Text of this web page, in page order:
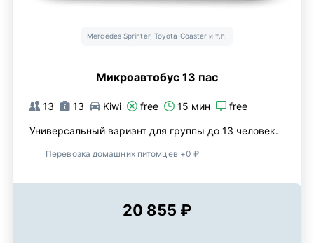
Mercedes Sprinter, Toyota Coaster и т.п.
Микроавтобус 13 пас
13 13 Kiwi free 15 мин free
Универсальный вариант для группы до 13 человек.
Перевозка домашних питомцев +0 ₽
20 855 ₽